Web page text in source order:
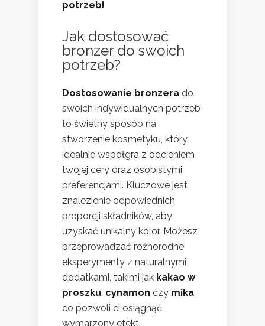
potrzeb!
Jak dostosować
bronzer do swoich
potrzeb?
Dostosowanie bronzera do
swoich indywidualnych potrzeb
to świetny sposób na
stworzenie kosmetyku, który
idealnie współgra z odcieniem
twojej cery oraz osobistymi
preferencjami. Kluczowe jest
znalezienie odpowiednich
proporcji składników, aby
uzyskać unikalny kolor. Możesz
przeprowadzać różnorodne
eksperymenty z naturalnymi
dodatkami, takimi jak kakao w
proszku, cynamon czy mika,
co pozwoli ci osiągnąć
wymarzony efekt.